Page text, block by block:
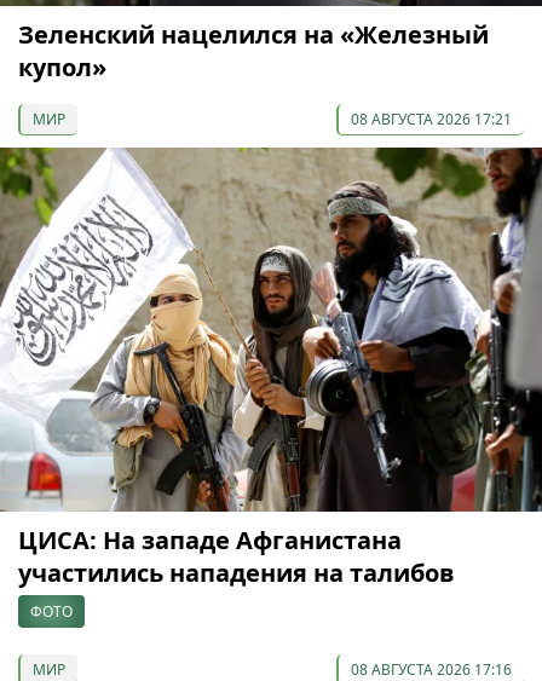
Зеленский нацелился на «Железный
купол»
МИР 08 АВГУСТА 2026 17:21
ЦИСА: На западе Афганистана
участились нападения на талибов
ФОТО
МИР 08 АВГУСТА 2026 17:16